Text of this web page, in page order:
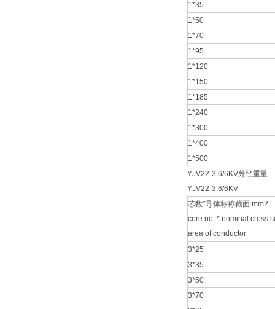
1*35
1*50
1*70
1*95
1*120
1*150
1*185
1*240
1*300
1*400
1*500
YJV22-3.6/6KV外径重量
YJV22-3.6/6KV
芯数*导体标称截面 mm2
core no. * nominal cross
area of conductor
3*25
3*35
3*50
3*70